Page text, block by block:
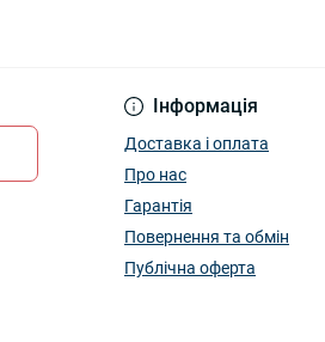
Інформація
Доставка і оплата
Про нас
Гарантія
Повернення та обмін
Публічна оферта